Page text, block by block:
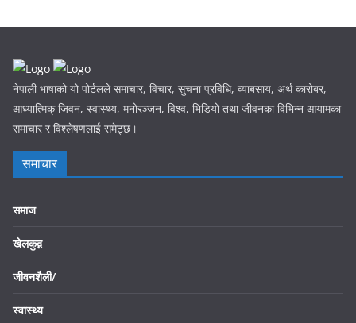
नेपाली भाषाको यो पोर्टलले समाचार, विचार, सुचना प्रविधि, व्याबसाय, अर्थ कारोबर,
आध्यात्मिक् जिवन, स्वास्थ्य, मनोरञ्जन, विश्व, भिडियो तथा जीवनका विभिन्न आयामका
समाचार र विश्लेषणलाई समेट्छ।
समाचार
समाज
खेलकुद़़
जीवनशैली/
स्वास्थ्य